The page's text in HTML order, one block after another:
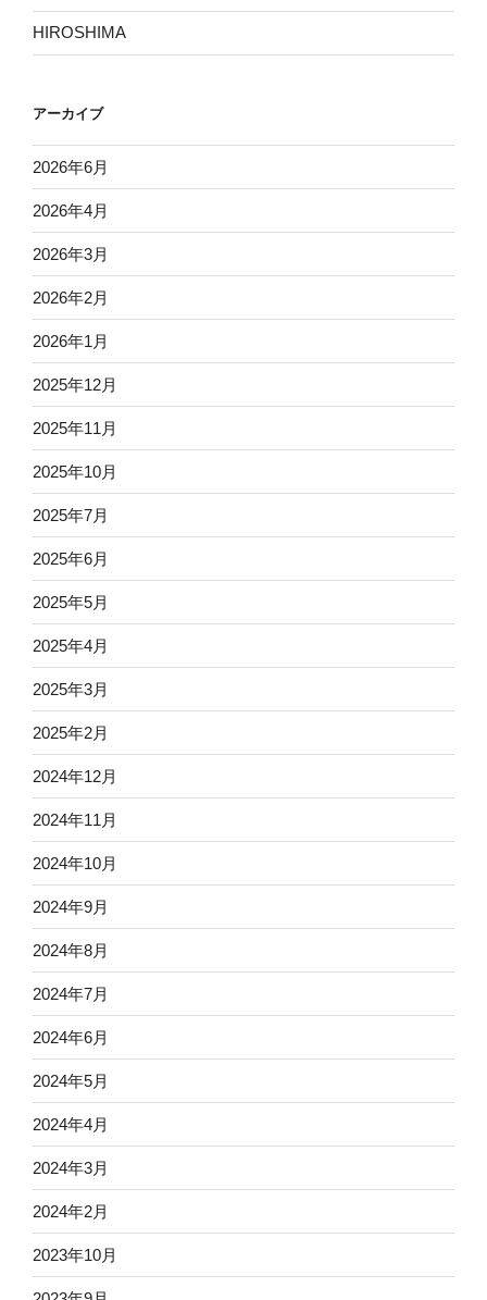
HIROSHIMA
アーカイブ
2026年6月
2026年4月
2026年3月
2026年2月
2026年1月
2025年12月
2025年11月
2025年10月
2025年7月
2025年6月
2025年5月
2025年4月
2025年3月
2025年2月
2024年12月
2024年11月
2024年10月
2024年9月
2024年8月
2024年7月
2024年6月
2024年5月
2024年4月
2024年3月
2024年2月
2023年10月